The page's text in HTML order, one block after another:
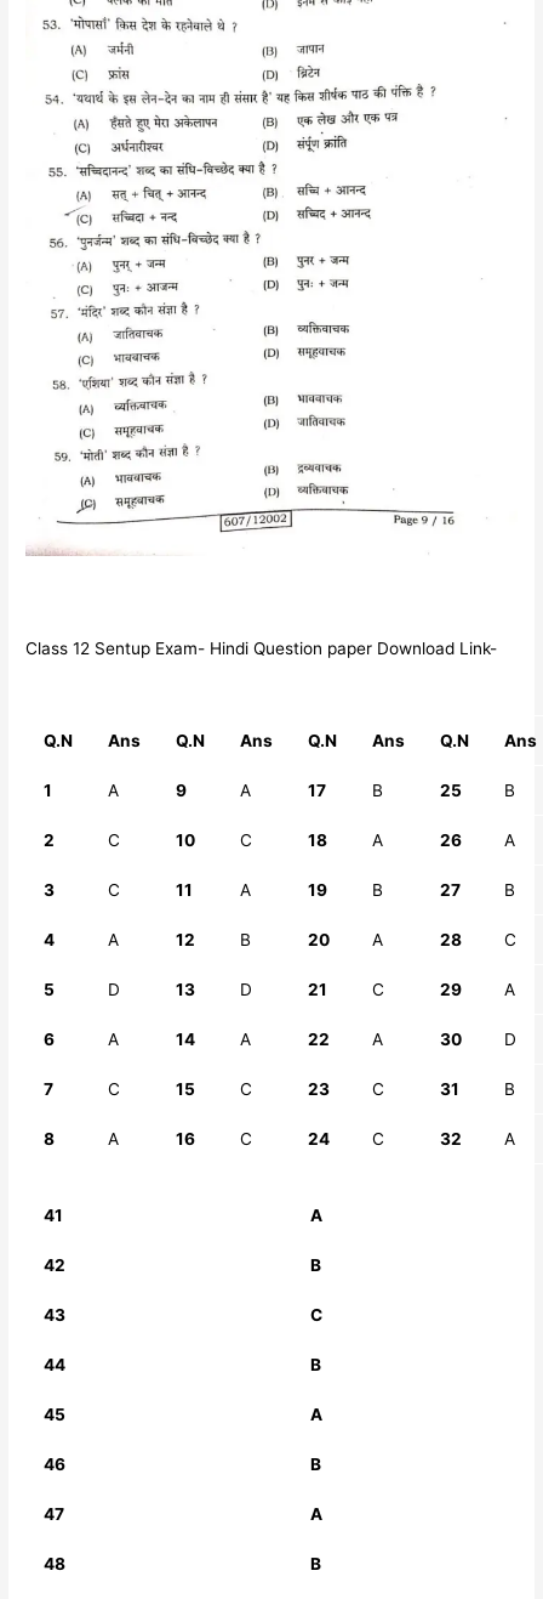
Class 12 Sentup Exam- Hindi Question paper Download Link-
Q.N Ans Q.N Ans Q.N Ans Q.N Ans
1 A 9 A 17 B 25 B
2 C 10 C 18 A 26 A
3 C 11 A 19 B 27 B
4 A 12 B 20 A 28 C
5 D 13 D 21 C 29 A
6 A 14 A 22 A 30 D
7 C 15 C 23 C 31 B
8 A 16 C 24 C 32 A
41 A
42 B
43 C
44 B
45 A
46 B
47 A
48 B